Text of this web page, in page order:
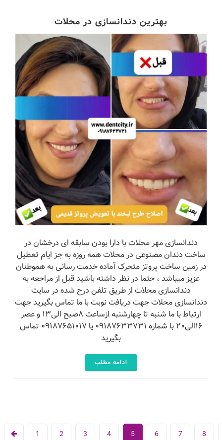
بهترین دندانسازی در محلات
دندانسازی مهر محلات با دارا بودن سابقه ای درخشان در
ساخت دندان مصنوعی در محلات همه روزه به جز ایام تعطیل
در زمین ساخت پروتز متحرک آماده خدمت رسانی به هموطنان
عزیز میباشد ، حتما در نظر داشته باشید قبل از مراجعه به
دندانسازی محلات از طریق تلفن درج شده در سایت
دندانسازی محلات جهت دریافت نوبت با ما تماس بگیرید جهت
ارتباط با ما شنبه تا چهارشنبه ازساعت ۸صبح الی۱۳ و عصر
۱۶الی۲۰ با شماره ۰۹۱۸۷۶۳۳۷۳۱ یا ۰۹۱۸۷۶۵۱۰۱۷ تماس
بگیرید
ادامه مطلب
1 2 3 4 5 6 7 8